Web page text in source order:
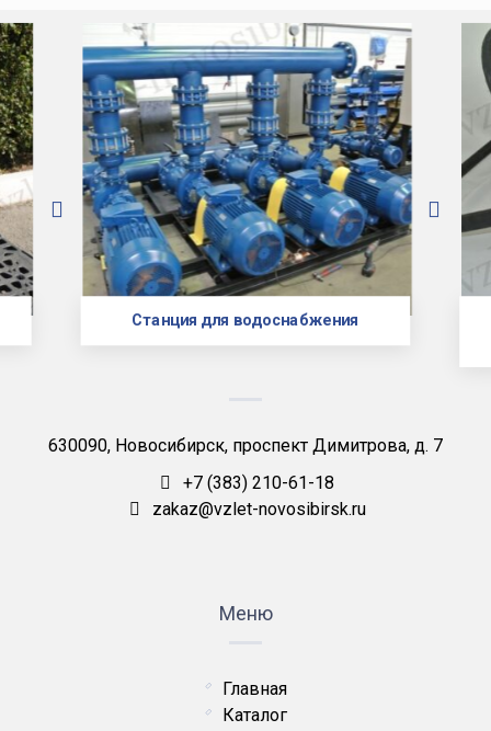
Станция для водоснабжения
630090, Новосибирск, проспект Димитрова, д. 7
+7 (383) 210-61-18
zakaz@vzlet-novosibirsk.ru
Меню
Главная
Каталог